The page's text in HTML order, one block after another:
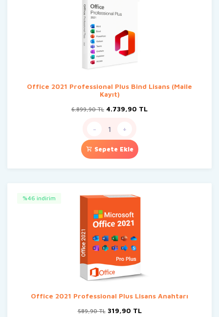
Office 2021 Professional Plus Bind Lisans (Maile
Kayıt)
6.899,90TL Orijinal
4.739,90 TLŞu
- +
Sepete Ekle
%46 indirim
Office 2021 Professional Plus Lisans Anahtarı
589,90TL Orijinal
319,90 TLŞu